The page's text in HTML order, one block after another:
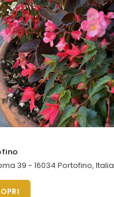
39 - 16034 Portofino, Italia